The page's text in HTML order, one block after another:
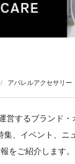
アパレルアクセサリー
営するブランド・
集、イベント、ニ
をご紹介します。